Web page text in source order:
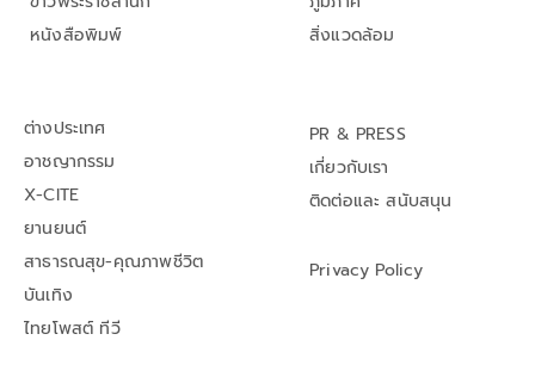
หนังสือพิมพ์
สิ่งแวดล้อม
ต่างประเทศ
อาชญากรรม
X-CITE
ยานยนต์
สาธารณสุข-คุณภาพชีวิต
บันเทิง
ไทยโพสต์ ทีวี
PR & PRESS
เกี่ยวกับเรา
ติดต่อและ สนับสนุน
Privacy Policy